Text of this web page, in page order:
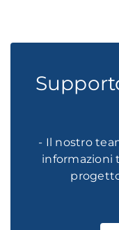
- Il nostro
informazioni